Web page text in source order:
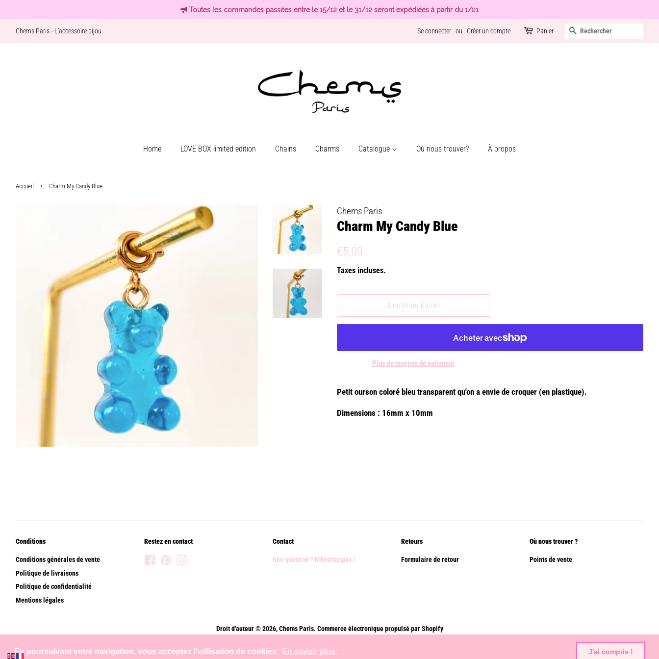
En poursuivant votre navigation, vous acceptez l'utilisation de cookies. En savoir plus. J'ai compris !
Toutes les commandes passées entre le 15/12 et le 31/12 seront expédiées à partir du 1/01
Chems Paris - L'accessoire bijou Se connecter ou Créer un compte Panier Recherche
Home LOVE BOX limited edition Chains Charms Catalogue Où nous trouver? À propos
Accueil › Charm My Candy Blue
Chems Paris
Charm My Candy Blue
Prix
€5,00
Taxes incluses.
Ajouter au panier
Plus de moyens de paiement
Petit ourson coloré bleu transparent qu'on a envie de croquer (en plastique).
Dimensions : 16mm x 10mm
Conditions
Conditions générales de vente
Politique de livraisons
Politique de confidentialité
Mentions légales
Restez en contact
FacebookPinterest
Contact
Une question ? N'hésitez pas !
Retours
Formulaire de retour
Où nous trouver ?
Points de vente
Droit d'auteur © 2026,Chems Paris. Commerce électronique propulsé par Shopify